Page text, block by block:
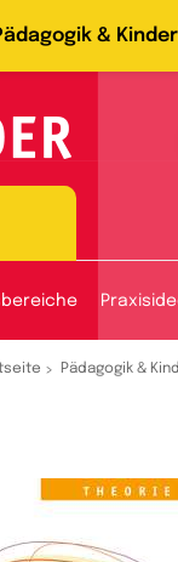
&
Pädagogik &